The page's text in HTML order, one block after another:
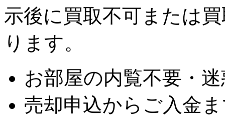
示後に買取不可または
ります。
お部屋の内覧不要・
売却申込からご入金